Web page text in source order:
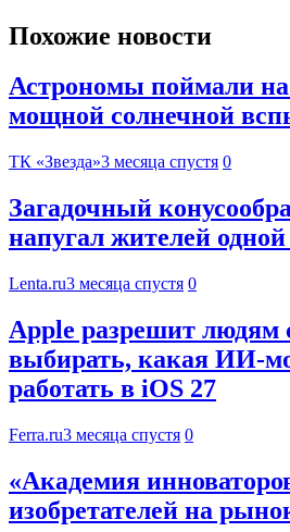
Похожие новости
Астрономы поймали
мощной солнечной
ТК «Звезда»3 месяца спустя 0
Загадочный
напугал жителей
Lenta.ru3 месяца спустя 0
Apple разрешит людям
выбирать, какая ИИ-
работать в iOS 27
Ferra.ru3 месяца спустя 0
«Академия
изобретателей на